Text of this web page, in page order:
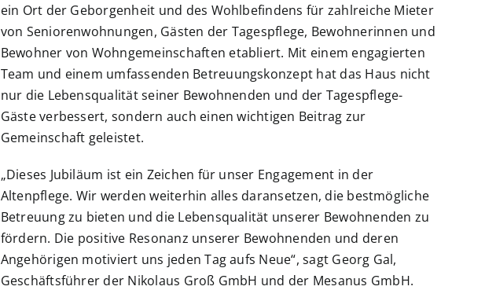
ein Ort der Geborgenheit und des Wohlbefindens für zahlreiche Mieter
von Seniorenwohnungen, Gästen der Tagespflege, Bewohnerinnen und
Bewohner von Wohngemeinschaften etabliert. Mit einem engagierten
Team und einem umfassenden Betreuungskonzept hat das Haus nicht
nur die Lebensqualität seiner Bewohnenden und der Tagespflege-
Gäste verbessert, sondern auch einen wichtigen Beitrag zur
Gemeinschaft geleistet.
„Dieses Jubiläum ist ein Zeichen für unser Engagement in der
Altenpflege. Wir werden weiterhin alles daransetzen, die bestmögliche
Betreuung zu bieten und die Lebensqualität unserer Bewohnenden zu
fördern. Die positive Resonanz unserer Bewohnenden und deren
Angehörigen motiviert uns jeden Tag aufs Neue“, sagt Georg Gal,
Geschäftsführer der Nikolaus Groß GmbH und der Mesanus GmbH.